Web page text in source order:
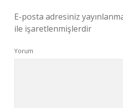
E-posta adresiniz
ile işaretlenmişlerdir
Yorum